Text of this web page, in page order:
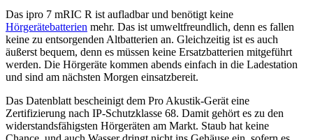
Das ipro 7 mRIC R ist aufladbar und benötigt keine
Hörgerätebatterien mehr. Das ist umweltfreundlich, denn es fallen
keine zu entsorgenden Altbatterien an. Gleichzeitig ist es auch
äußerst bequem, denn es müssen keine Ersatzbatterien mitgeführt
werden. Die Hörgeräte kommen abends einfach in die Ladestation
und sind am nächsten Morgen einsatzbereit.
Das Datenblatt bescheinigt dem Pro Akustik-Gerät eine
Zertifizierung nach IP-Schutzklasse 68. Damit gehört es zu den
widerstandsfähigsten Hörgeräten am Markt. Staub hat keine